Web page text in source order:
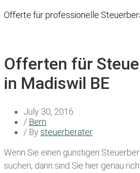
Offerte für professionelle
Offerten für
in Madiswil BE
July 30, 2016
/ Bern
/ By steuerberater
Wenn Sie einen günstigen
suchen, dann sind Sie hier genau